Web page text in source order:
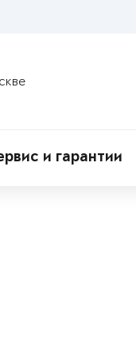
и гарантии